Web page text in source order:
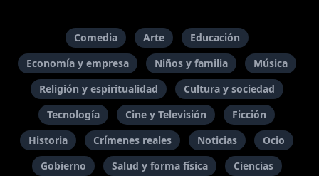
Comedia Arte
Educación
Economía y empresa
Niños y familia
Música
Religión y espiritualidad
Cultura y sociedad
Tecnología
Cine y Televisión
Ficción
Historia
Crímenes reales Noticias
Ocio
Gobierno
Salud y forma física
Ciencias